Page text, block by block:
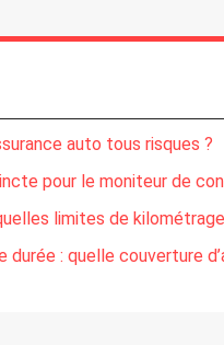
auto tous risques ?
pour le moniteur de
limites de
: quelle couverture